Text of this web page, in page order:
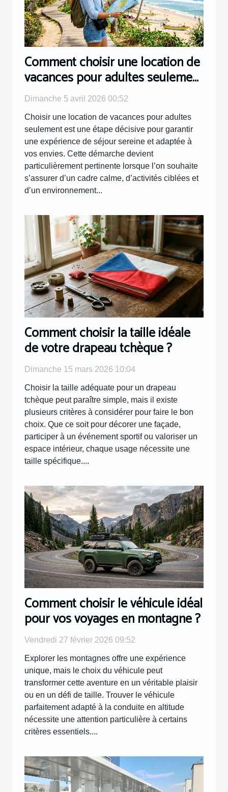
Comment choisir une location de
vacances pour adultes seulement
?
Dimanche 5 avril 2026 00:52
Choisir une location de vacances pour adultes
seulement est une étape décisive pour garantir
une expérience de séjour sereine et adaptée à
vos envies. Cette démarche devient
particulièrement pertinente lorsque l’on souhaite
s’assurer d’un cadre calme, d’activités ciblées et
d’un environnement...
Comment choisir la taille idéale
de votre drapeau tchèque ?
Dimanche 15 mars 2026 10:04
Choisir la taille adéquate pour un drapeau
tchèque peut paraître simple, mais il existe
plusieurs critères à considérer pour faire le bon
choix. Que ce soit pour décorer une façade,
participer à un événement sportif ou valoriser un
espace intérieur, chaque usage nécessite une
taille spécifique....
Comment choisir le véhicule idéal
pour vos voyages en montagne ?
Vendredi 27 février 2026 09:52
Explorer les montagnes offre une expérience
unique, mais le choix du véhicule peut
transformer cette aventure en un véritable plaisir
ou en un défi de taille. Trouver le véhicule
parfaitement adapté à la conduite en altitude
nécessite une attention particulière à certains
critères essentiels....